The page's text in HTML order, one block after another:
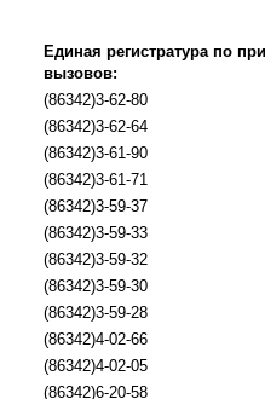
Единая регистратура по
вызовов:
(86342)3-62-80
(86342)3-62-64
(86342)3-61-90
(86342)3-61-71
(86342)3-59-37
(86342)3-59-33
(86342)3-59-32
(86342)3-59-30
(86342)3-59-28
(86342)4-02-66
(86342)4-02-05
(86342)6-20-58